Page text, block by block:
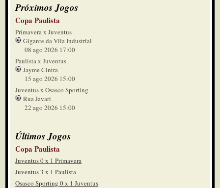
Próximos Jogos
Copa Paulista
Primavera x Juventus
Gigante da Vila Industrial
08 ago 2026 17:00
Paulista x Juventus
Jayme Cintra
15 ago 2026 15:00
Juventus x Osasco Sporting
Rua Javari
22 ago 2026 15:00
Últimos Jogos
Copa Paulista
Juventus 0 x 1 Primavera
Juventus 3 x 1 Paulista
Osasco Sporting 0 x 1 Juventus